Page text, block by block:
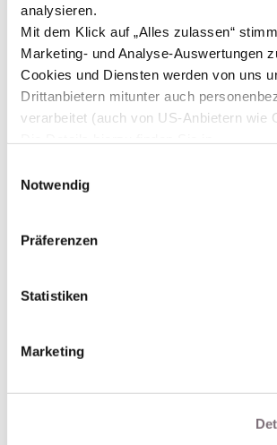
analysieren.
Mit dem Klick auf „Alles zulassen“
Marketing- und Analyse-Auswertungen
Cookies und Diensten werden von uns
Drittanbietern mitunter auch
verarbeitet (auch von US-Anbietern wie
Sie können Ihre jeweilige Einwilligung
Klick auf das Consent-Widget links
Notwendig
Präferenzen
Statistiken
Marketing
wünschen sich mehr